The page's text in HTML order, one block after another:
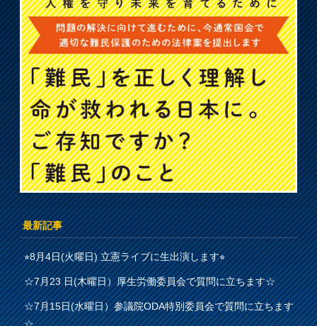
最新記事
⭐︎8月4日(火曜日) 立憲ライブに生出演します⭐︎
☆7月23 日(木曜日）厚生労働委員会で質問に立ちます☆
☆7月15日(水曜日）参議院ODA特別委員会で質問に立ちます
☆